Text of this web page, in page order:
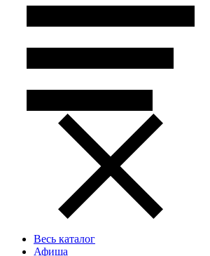
Весь каталог
Афиша